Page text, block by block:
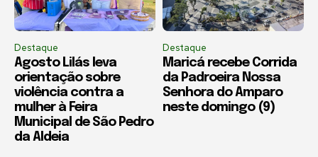
Destaque
Agosto Lilás leva
orientação sobre
violência contra a
mulher à Feira
Municipal de São Pedro
da Aldeia
Destaque
Maricá recebe Corrida
da Padroeira Nossa
Senhora do Amparo
neste domingo (9)